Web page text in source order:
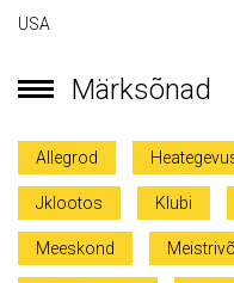
USA
Märksõnad
Allegrod
Jklootos Klubi
Meeskond